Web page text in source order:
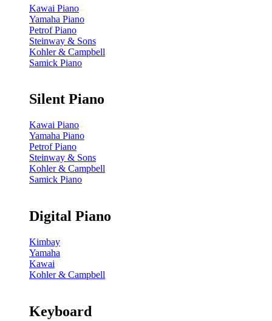
Kawai Piano
Yamaha Piano
Petrof Piano
Steinway & Sons
Kohler & Campbell
Samick Piano
Silent Piano
Kawai Piano
Yamaha Piano
Petrof Piano
Steinway & Sons
Kohler & Campbell
Samick Piano
Digital Piano
Kimbay
Yamaha
Kawai
Kohler & Campbell
Keyboard